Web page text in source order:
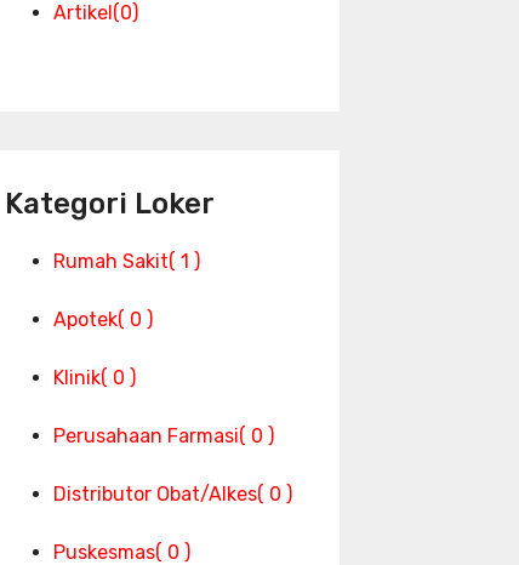
Artikel(0)
Kategori Loker
Rumah Sakit( 1 )
Apotek( 0 )
Klinik( 0 )
Perusahaan Farmasi( 0 )
Distributor Obat/Alkes( 0 )
Puskesmas( 0 )